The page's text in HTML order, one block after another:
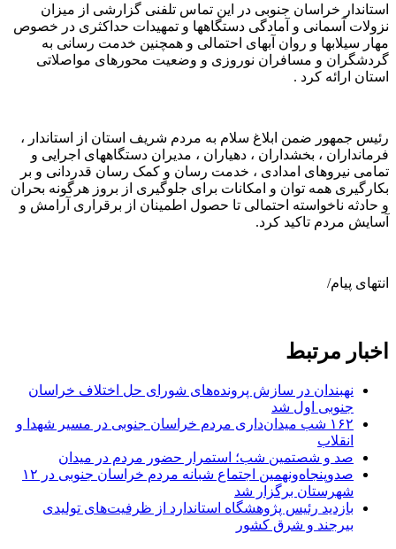
استاندار خراسان جنوبی در این تماس تلفنی گزارشی از میزان
نزولات آسمانی و آمادگی دستگاهها و تمهیدات حداکثری در خصوص
مهار سیلابها و روان آبهای احتمالی و همچنین خدمت رسانی به
گردشگران و مسافران نوروزی و وضعیت محورهای مواصلاتی
استان ارائه کرد .
رئیس جمهور ضمن ابلاغ سلام به مردم شریف استان از استاندار ،
فرمانداران ، بخشداران ، دهیاران ، مدیران دستگاههای اجرایی و
تمامی نیروهای امدادی ، خدمت رسان و کمک رسان قدردانی و بر
بکارگیری همه توان و امکانات برای جلوگیری از بروز هرگونه بحران
و حادثه ناخواسته احتمالی تا حصول اطمینان از برقراری آرامش و
آسایش مردم تاکید کرد.
انتهای پیام/
اخبار مرتبط
نهبندان در سازش پرونده‌های شورای حل اختلاف خراسان
جنوبی اول شد
۱۶۲ شب میدان‌داری مردم خراسان جنوبی در مسیر شهدا و
انقلاب
صد و شصتمین شب؛ استمرار حضور مردم در میدان
صدوپنجاه‌ونهمین اجتماع شبانه مردم خراسان جنوبی در ۱۲
شهرستان برگزار شد
بازدید رئیس پژوهشگاه استاندارد از ظرفیت‌های تولیدی
بیرجند و شرق کشور